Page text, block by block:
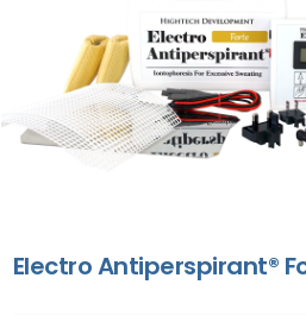
Electro Antiperspirant®